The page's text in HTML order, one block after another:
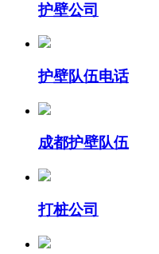
护壁公司
护壁队伍电话
成都护壁队伍
打桩公司